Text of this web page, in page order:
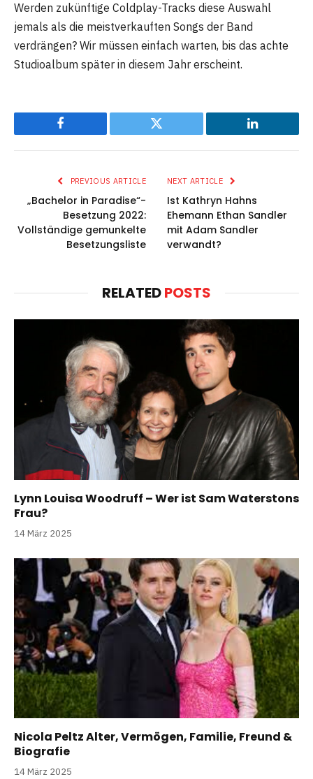
Werden zukünftige Coldplay-Tracks diese Auswahl
jemals als die meistverkauften Songs der Band
verdrängen? Wir müssen einfach warten, bis das achte
Studioalbum später in diesem Jahr erscheint.
Facebook Twitter LinkedIn
PREVIOUS ARTICLE
„Bachelor in Paradise“-
Besetzung 2022:
Vollständige gemunkelte
Besetzungsliste
NEXT ARTICLE
Ist Kathryn Hahns
Ehemann Ethan Sandler
mit Adam Sandler
verwandt?
RELATEDPOSTS
Lynn Louisa Woodruff – Wer ist Sam Waterstons
Frau?
14 März 2025
Nicola Peltz Alter, Vermögen, Familie, Freund &
Biografie
14 März 2025